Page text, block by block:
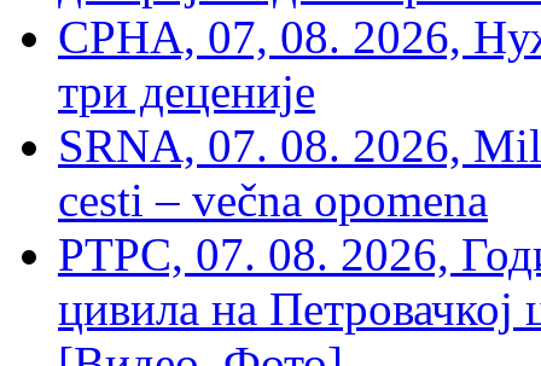
СРНА, 07, 08. 2026,
три деценије
SRNA, 07. 08. 2026,
cesti – večna opomena
РТРС, 07. 08. 2026,
цивила на Петровачкој